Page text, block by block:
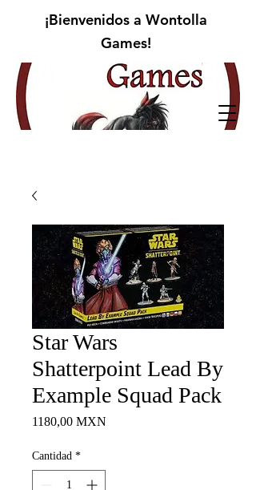
¡Bienvenidos a Wontolla
Games!
Star Wars
Shatterpoint Lead By
Example Squad Pack
1180,00 MXN
Cantidad *